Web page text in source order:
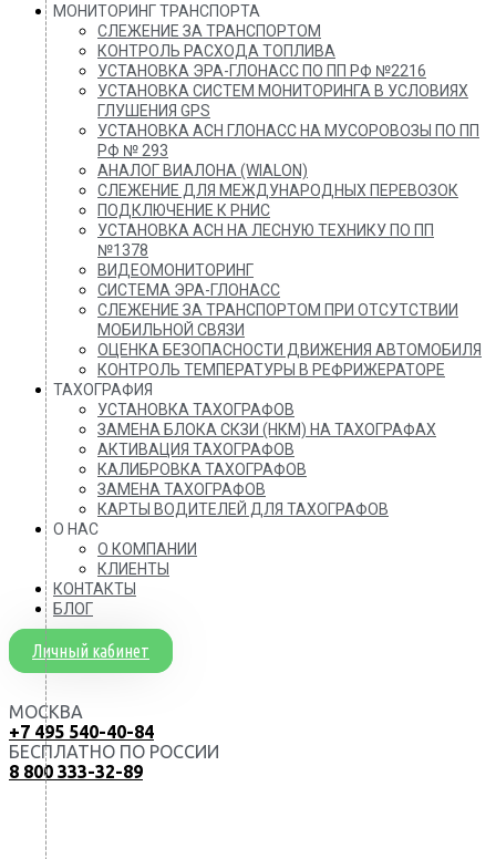
МОНИТОРИНГ ТРАНСПОРТА
СЛЕЖЕНИЕ ЗА ТРАНСПОРТОМ
КОНТРОЛЬ РАСХОДА ТОПЛИВА
УСТАНОВКА ЭРА-ГЛОНАСС ПО ПП РФ №2216
УСТАНОВКА СИСТЕМ МОНИТОРИНГА В УСЛОВИЯХ
ГЛУШЕНИЯ GPS
УСТАНОВКА АСН ГЛОНАСС НА МУСОРОВОЗЫ ПО ПП
РФ № 293
АНАЛОГ ВИАЛОНА (WIALON)
СЛЕЖЕНИЕ ДЛЯ МЕЖДУНАРОДНЫХ ПЕРЕВОЗОК
ПОДКЛЮЧЕНИЕ К РНИС
УСТАНОВКА АСН НА ЛЕСНУЮ ТЕХНИКУ ПО ПП
№1378
ВИДЕОМОНИТОРИНГ
СИСТЕМА ЭРА-ГЛОНАСС
СЛЕЖЕНИЕ ЗА ТРАНСПОРТОМ ПРИ ОТСУТСТВИИ
МОБИЛЬНОЙ СВЯЗИ
ОЦЕНКА БЕЗОПАСНОСТИ ДВИЖЕНИЯ АВТОМОБИЛЯ
КОНТРОЛЬ ТЕМПЕРАТУРЫ В РЕФРИЖЕРАТОРЕ
ТАХОГРАФИЯ
УСТАНОВКА ТАХОГРАФОВ
ЗАМЕНА БЛОКА СКЗИ (НКМ) НА ТАХОГРАФАХ
АКТИВАЦИЯ ТАХОГРАФОВ
КАЛИБРОВКА ТАХОГРАФОВ
ЗАМЕНА ТАХОГРАФОВ
КАРТЫ ВОДИТЕЛЕЙ ДЛЯ ТАХОГРАФОВ
О НАС
О КОМПАНИИ
КЛИЕНТЫ
КОНТАКТЫ
БЛОГ
Личный кабинет
МОСКВА
+7 495 540-40-84
БЕСПЛАТНО ПО РОССИИ
8 800 333-32-89